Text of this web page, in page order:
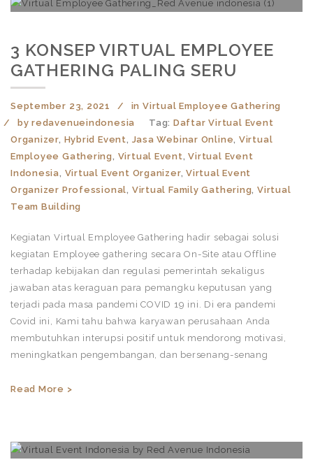
3 KONSEP VIRTUAL EMPLOYEE
GATHERING PALING SERU
September 23, 2021 in Virtual Employee Gathering
byredavenueindonesia Tag: Daftar Virtual Event
Organizer, Hybrid Event, Jasa Webinar Online, Virtual
Employee Gathering, Virtual Event,Virtual Event
Indonesia, Virtual Event Organizer,Virtual Event
Organizer Professional, Virtual Family Gathering,Virtual
Team Building
Kegiatan Virtual Employee Gathering hadir sebagai solusi
kegiatan Employee gathering secara On-Site atau Offline
terhadap kebijakan dan regulasi pemerintah sekaligus
jawaban atas keraguan para pemangku keputusan yang
terjadi pada masa pandemi COVID 19 ini. Di era pandemi
Covid ini, Kami tahu bahwa karyawan perusahaan Anda
membutuhkan interupsi positif untuk mendorong motivasi,
meningkatkan pengembangan, dan bersenang-senang
Read More >